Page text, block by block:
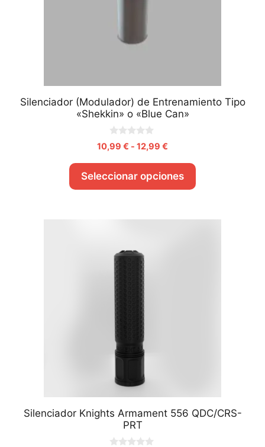
Silenciador (Modulador) de Entrenamiento Tipo
«Shekkin» o «Blue Can»
0
d
10,99 € - 12,99 €
Seleccionar opciones
Silenciador Knights Armament 556 QDC/CRS-
PRT